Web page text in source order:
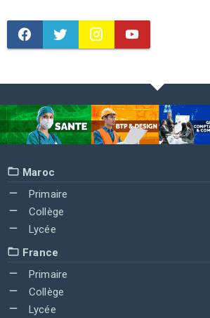
Maroc
Primaire
Collège
Lycée
France
Primaire
Collège
Lycée